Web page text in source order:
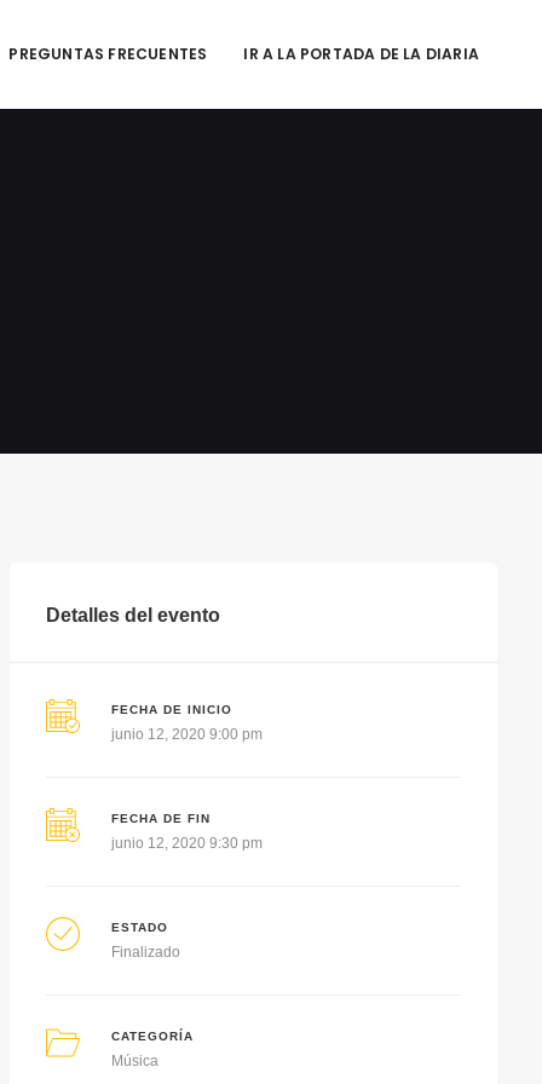
PREGUNTAS FRECUENTES IR A LA PORTADA DE LA DIARIA
Detalles del evento
FECHA DE INICIO
junio 12, 2020 9:00 pm
FECHA DE FIN
junio 12, 2020 9:30 pm
ESTADO
Finalizado
CATEGORÍA
Música